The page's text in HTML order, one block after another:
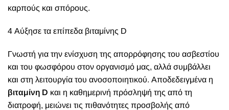
καρπούς και σπόρους.
4 Αύξησε τα επίπεδα βιταμίνης D
Γνωστή για την ενίσχυση της απορρόφησης του ασβεστίου
και του φωσφόρου στον οργανισμό μας, αλλά συμβάλλει
και στη λειτουργία του ανοσοποιητικού. Αποδεδειγμένα η
βιταμίνη D και η καθημερινή πρόσληψή της από τη
διατροφή, μειώνει τις πιθανότητες προσβολής από